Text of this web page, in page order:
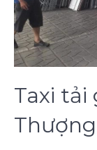
Taxi tải